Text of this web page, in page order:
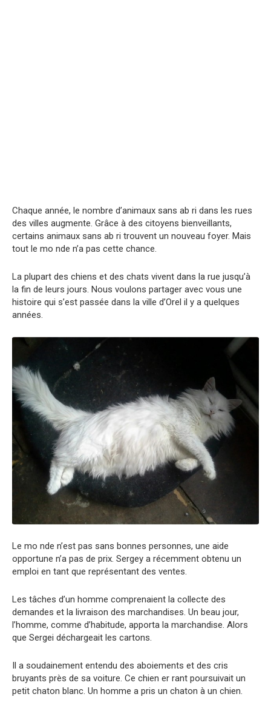
Chaque année, le nombre d’animaux sans ab ri dans les rues
des villes augmente. Grâce à des citoyens bienveillants,
certains animaux sans ab ri trouvent un nouveau foyer. Mais
tout le mo nde n’a pas cette chance.
La plupart des chiens et des chats vivent dans la rue jusqu’à
la fin de leurs jours. Nous voulons partager avec vous une
histoire qui s’est passée dans la ville d’Orel il y a quelques
années.
Le mo nde n’est pas sans bonnes personnes, une aide
opportune n’a pas de prix. Sergey a récemment obtenu un
emploi en tant que représentant des ventes.
Les tâches d’un homme comprenaient la collecte des
demandes et la livraison des marchandises. Un beau jour,
l’homme, comme d’habitude, apporta la marchandise. Alors
que Sergei déchargeait les cartons.
Il a soudainement entendu des aboiements et des cris
bruyants près de sa voiture. Ce chien er rant poursuivait un
petit chaton blanc. Un homme a pris un chaton à un chien.